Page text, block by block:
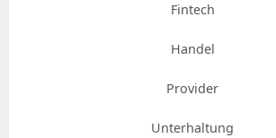
Fintech
Handel
Provider
Unterhaltung